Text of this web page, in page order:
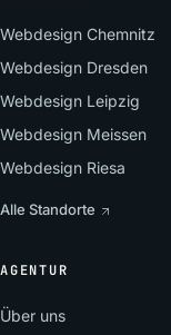
Webdesign Chemnitz
Webdesign Dresden
Webdesign Leipzig
Webdesign Meissen
Webdesign Riesa
Alle Standorte
AGENTUR
Über uns